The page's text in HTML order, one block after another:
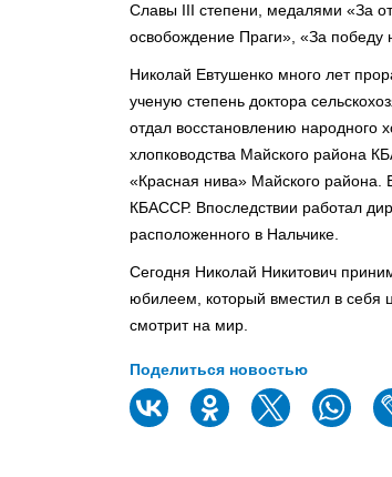
Славы III степени, медалями «За
освобождение Праги», «За победу
Николай Евтушенко много лет
ученую степень доктора
отдал восстановлению народного
хлопководства Майского района
«Красная нива» Майского района.
КБАССР. Впоследствии работал
расположенного в Нальчике.
Сегодня Николай Никитович
юбилеем, который вместил в себя
смотрит на мир.
Поделиться новостью